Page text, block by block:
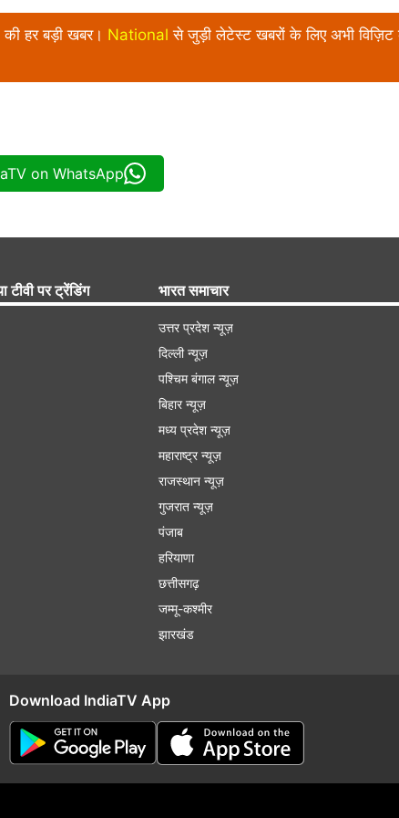
हर बड़ी खबर। National से जुड़ी लेटेस्ट खबरों के लिए अभी
on WhatsApp
टीवी पर ट्रेंडिंग भारत समाचार
उत्तर प्रदेश न्यूज़
दिल्ली न्यूज़
पश्चिम बंगाल न्यूज़
बिहार न्यूज़
मध्य प्रदेश न्यूज़
महाराष्ट्र न्यूज़
राजस्थान न्यूज़
गुजरात न्यूज़
पंजाब
हरियाणा
छत्तीसगढ़
जम्मू-कश्मीर
झारखंड
Download IndiaTV App